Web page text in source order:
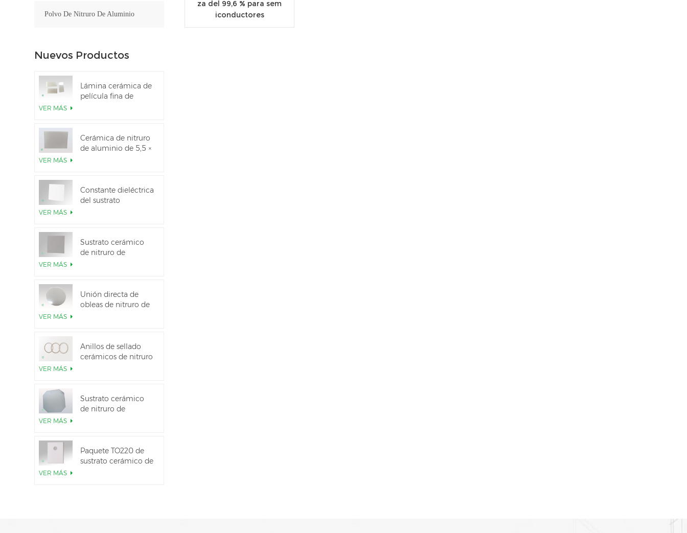
za del 99,6 % para sem
iconductores
Polvo De Nitruro De Aluminio
Nuevos Productos
Lámina cerámica de
película fina de
VER MÁS
Cerámica de nitruro
de aluminio de 5,5 ×
VER MÁS
Constante dieléctrica
del sustrato
VER MÁS
Sustrato cerámico
de nitruro de
VER MÁS
Unión directa de
obleas de nitruro de
VER MÁS
Anillos de sellado
cerámicos de nitruro
VER MÁS
Sustrato cerámico
de nitruro de
VER MÁS
Paquete TO220 de
sustrato cerámico de
VER MÁS